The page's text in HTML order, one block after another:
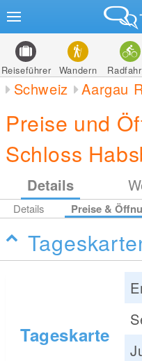
Reiseführer Wandern
Schweiz Aargau
Preise und
Schloss
Details
Details Preise &
Tageskarte